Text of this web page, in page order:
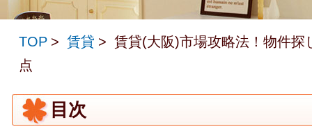
TOP 賃貸
賃貸(大阪)市場攻略法！物件探
点
目次